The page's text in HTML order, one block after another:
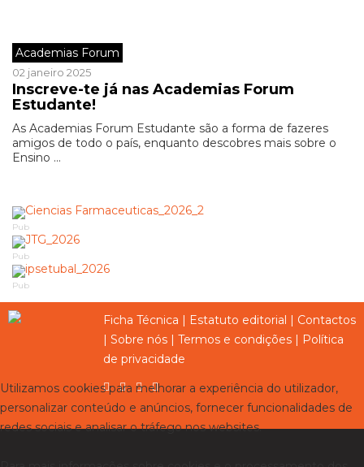
Academias Forum
02 janeiro 2025
Inscreve-te já nas Academias Forum
Estudante!
As Academias Forum Estudante são a forma de fazeres
amigos de todo o país, enquanto descobres mais sobre o
Ensino ...
Pub
Pub
Pub
Ficha Técnica | Estatuto editorial | Contactos
| Sobre nós | Termos e condições | Política
de privacidade
Utilizamos cookies para melhorar a experiência do utilizador,
personalizar conteúdo e anúncios, fornecer funcionalidades de
redes sociais e analisar o tráfego nos websites.